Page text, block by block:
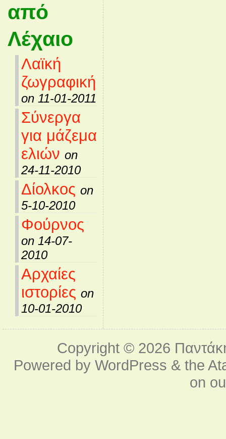
από
Λέχαιο
Λαϊκή
ζωγραφική
on 11-01-2011
Σύνεργα
για μάζεμα
ελιών on
24-11-2010
Δίολκος on
5-10-2010
Φούρνος
on 14-07-
2010
Αρχαίες
ιστορίες on
10-01-2010
Copyright © 2026
Powered byWordPress & the
on